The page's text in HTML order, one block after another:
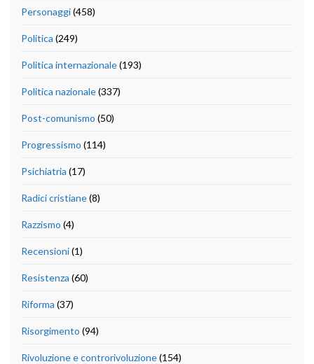
Personaggi(458)
Politica (249)
Politica internazionale(193)
Politica nazionale(337)
Post-comunismo (50)
Progressismo (114)
Psichiatria (17)
Radici cristiane(8)
Razzismo (4)
Recensioni(1)
Resistenza (60)
Riforma (37)
Risorgimento (94)
Rivoluzione e controrivoluzione(154)